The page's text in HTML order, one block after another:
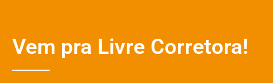
Vem pra Livre Corretora!